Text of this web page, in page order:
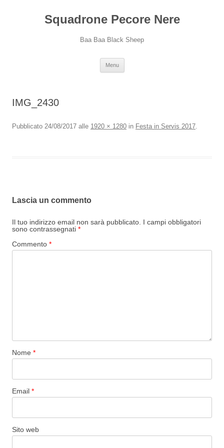
Squadrone Pecore Nere
Baa Baa Black Sheep
Menu
IMG_2430
Pubblicato 24/08/2017 alle 1920 × 1280 in Festa in Servis 2017.
Lascia un commento
Il tuo indirizzo email non sarà pubblicato. I campi obbligatori
sono contrassegnati *
Commento *
Nome *
Email *
Sito web